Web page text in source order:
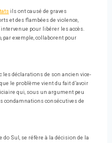
ils ont causé de graves
et des flambées de violence,
pour libérer les accès.
par exemple, collaborent pour
les déclarations de son ancien vice-
le problème vient du fait d’avoir
qui, sous un argument peu
condamnations consécutives de
do Sul, se réfère à la décision de la